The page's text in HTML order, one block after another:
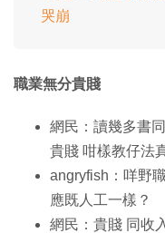
哭崩
職業無分貴賤
網民：讀幾多書
貴賤 咁樣教仔法
angryfish：咩野
應既人工一樣？
網民：貴賤 同收